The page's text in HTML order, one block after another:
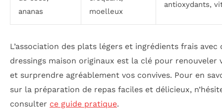
ananas
moelleux
antioxydants,
L’association des plats légers et ingrédients frais avec
dressings maison originaux est la clé pour renouveler
et surprendre agréablement vos convives. Pour en
sur la préparation de repas faciles et délicieux,
consulter ce guide pratique.